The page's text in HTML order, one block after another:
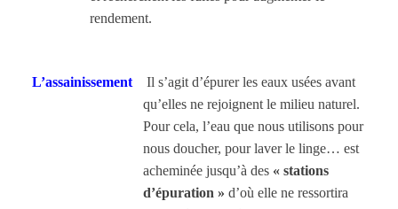
rendement.
L’assainissement
Il s’agit d’épurer les eaux usées avant
qu’elles ne rejoignent le milieu naturel.
Pour cela, l’eau que nous utilisons pour
nous doucher, pour laver le linge… est
acheminée jusqu’à des « stations
d’épuration » d’où elle ne ressortira